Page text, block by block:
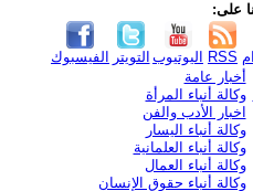
على:
الفيسبوك التويتر اليوتيوب RSS
أخبار عامة
وكالة أنباء المرأة
اخبار الأدب والفن
وكالة أنباء اليسار
وكالة أنباء العلمانية
وكالة أنباء العمال
وكالة أنباء حقوق الإنسان